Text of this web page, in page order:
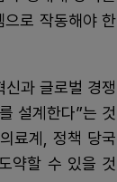
로 작동해야 한
과 글로벌 경쟁
설계한다”는 것
료계, 정책 당국
약할 수 있을 것